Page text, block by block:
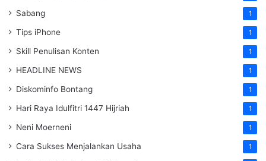
Sabang 1
Tips iPhone 1
Skill Penulisan Konten 1
HEADLINE NEWS 1
Diskominfo Bontang 1
Hari Raya Idulfitri 1447 Hijriah 1
Neni Moerneni 1
Cara Sukses Menjalankan Usaha 1